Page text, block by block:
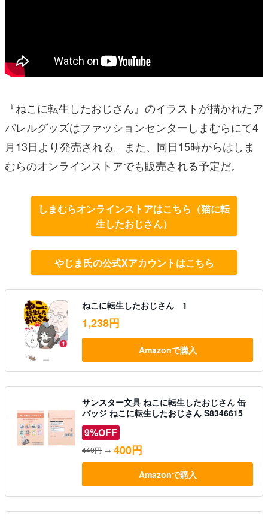
『ねこに転生したおじさん』のイラストが描かれたア
パレルグッズはファッションセンターしまむらにて4
月13日より発売される。また、同日15時からはしま
むらのオンラインストアでも販売される予定だ。
しまむらオンラインストアはこちら（猫に転
生したおじさん）
やじま氏の公式Xアカウントはこちら
ねこに転生したおじさん 1
1,238円
Amazonで購入
サンスター文具 ねこに転生したおじさん 缶
バッジ ねこに転生したおじさん S8346615
9%OFF
440円 → 400円
Amazonで購入